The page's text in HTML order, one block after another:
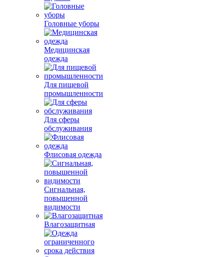
Головные уборы
Медицинская
одежда
Для пищевой
промышленности
Для сферы
обслуживания
Флисовая одежда
Сигнальная,
повышенной
видимости
Влагозащитная